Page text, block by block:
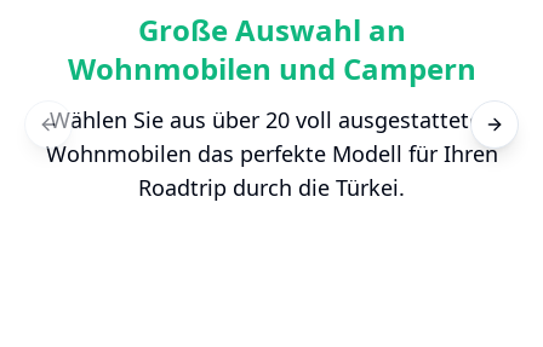
Große Auswahl an
Wohnmobilen und Campern
Wählen Sie aus über 20 voll ausgestatteten
Wohnmobilen das perfekte Modell für Ihren
Roadtrip durch die Türkei.
Previous slide Next